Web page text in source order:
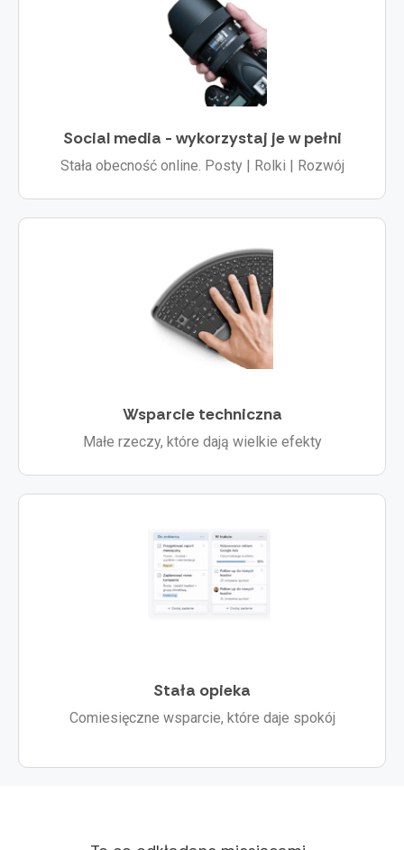
Social media - wykorzystaj je w pełni
Stała obecność online. Posty | Rolki | Rozwój
Wsparcie techniczna
Małe rzeczy, które dają wielkie efekty
Stała opieka
Comiesięczne wsparcie, które daje spokój